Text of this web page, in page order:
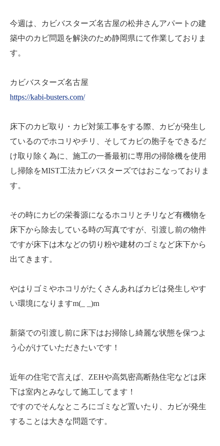
今週は、カビバスターズ名古屋の松井さんアパートの建
築中のカビ問題を解決のため静岡県にて作業しておりま
す。
カビバスターズ名古屋
https://kabi-busters.com/
床下のカビ取り・カビ対策工事をする際、カビが発生し
ているのでホコリやチリ、そしてカビの胞子をできるだ
け取り除く為に、施工の一番最初に専用の掃除機を使用
し掃除をMIST工法カビバスターズではおこなっておりま
す。
その時にカビの栄養源になるホコリとチリなど有機物を
床下から除去している時の写真ですが、引渡し前の物件
ですが床下は木などの切り粉や建材のゴミなど床下から
出てきます。
やはりゴミやホコリがたくさんあればカビは発生しやす
い環境になりますm(_ _)m
新築での引渡し前に床下はお掃除し綺麗な状態を保つよ
う心がけていただきたいです！
近年の住宅で言えば、ZEHや高気密高断熱住宅などは床
下は室内とみなして施工してます！
ですのでそんなところにゴミなど置いたり、カビが発生
することは大きな問題です。